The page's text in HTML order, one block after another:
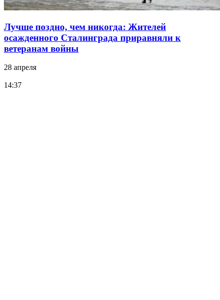
Лучше поздно, чем никогда: Жителей
осажденного Сталинграда приравняли к
ветеранам войны
28 апреля
14:37